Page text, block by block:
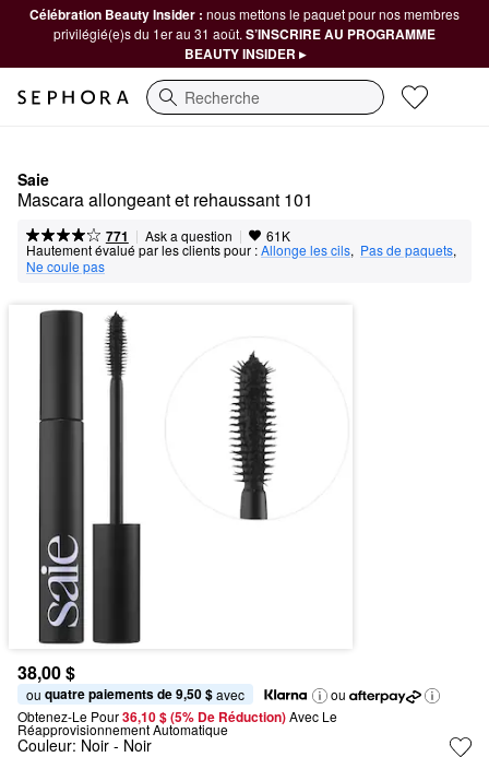
Célébration Beauty Insider : nous mettons le paquet pour nos membres
privilégié(e)s du 1er au 31 août. S’INSCRIRE AU PROGRAMME
BEAUTY INSIDER ▸
Recherche
Saie
Mascara allongeant et rehaussant 101
771 | Ask a question | 61K
Hautement évalué par les clients pour :Allonge les cils, Pas de paquets,
Ne coule pas
38,00 $
ou quatre paiements de 9,50 $ avec
ou
Obtenez-Le Pour36,10 $ (5% De Réduction) Avec Le
Réapprovisionnement Automatique
Couleur: Noir - Noir